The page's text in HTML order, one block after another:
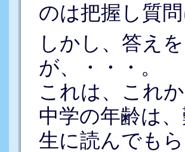
のは把握し質
しかし、答え
が、・・・。
これは、これ
中学の年齢は
生に読んでも